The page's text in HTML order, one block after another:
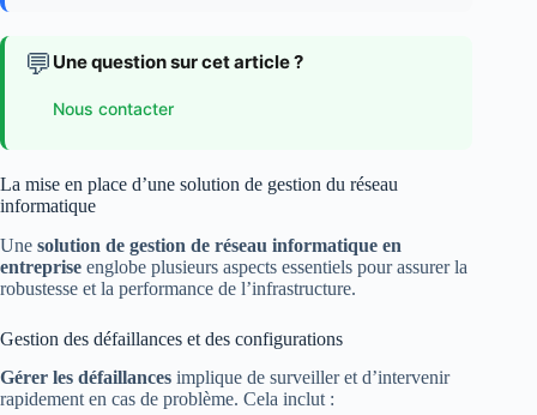
💬 Une question sur cet article ?
Nous contacter
La mise en place d’une solution de gestion du réseau
informatique
Une solution de gestion de réseau informatique en
entreprise englobe plusieurs aspects essentiels pour assurer la
robustesse et la performance de l’infrastructure.
Gestion des défaillances et des configurations
Gérer les défaillances implique de surveiller et d’intervenir
rapidement en cas de problème. Cela inclut :